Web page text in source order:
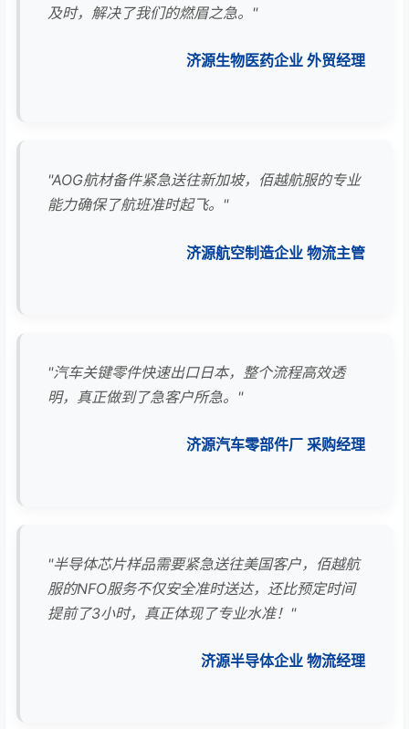
及时，解决了我们的燃眉之急。"
济源生物医药企业 外贸经理
"AOG航材备件紧急送往新加坡，佰越航服的专业
能力确保了航班准时起飞。"
济源航空制造企业 物流主管
"汽车关键零件快速出口日本，整个流程高效透
明，真正做到了急客户所急。"
济源汽车零部件厂 采购经理
"半导体芯片样品需要紧急送往美国客户，佰越航
服的NFO服务不仅安全准时送达，还比预定时间
提前了3小时，真正体现了专业水准！"
济源半导体企业 物流经理